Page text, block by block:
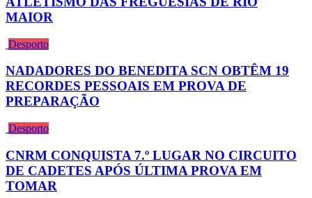
MAIOR
Desporto
NADADORES DO BENEDITA SCN OBTÊM 19
RECORDES PESSOAIS EM PROVA DE
PREPARAÇÃO
Desporto
CNRM CONQUISTA 7.º LUGAR NO CIRCUITO
DE CADETES APÓS ÚLTIMA PROVA EM
TOMAR